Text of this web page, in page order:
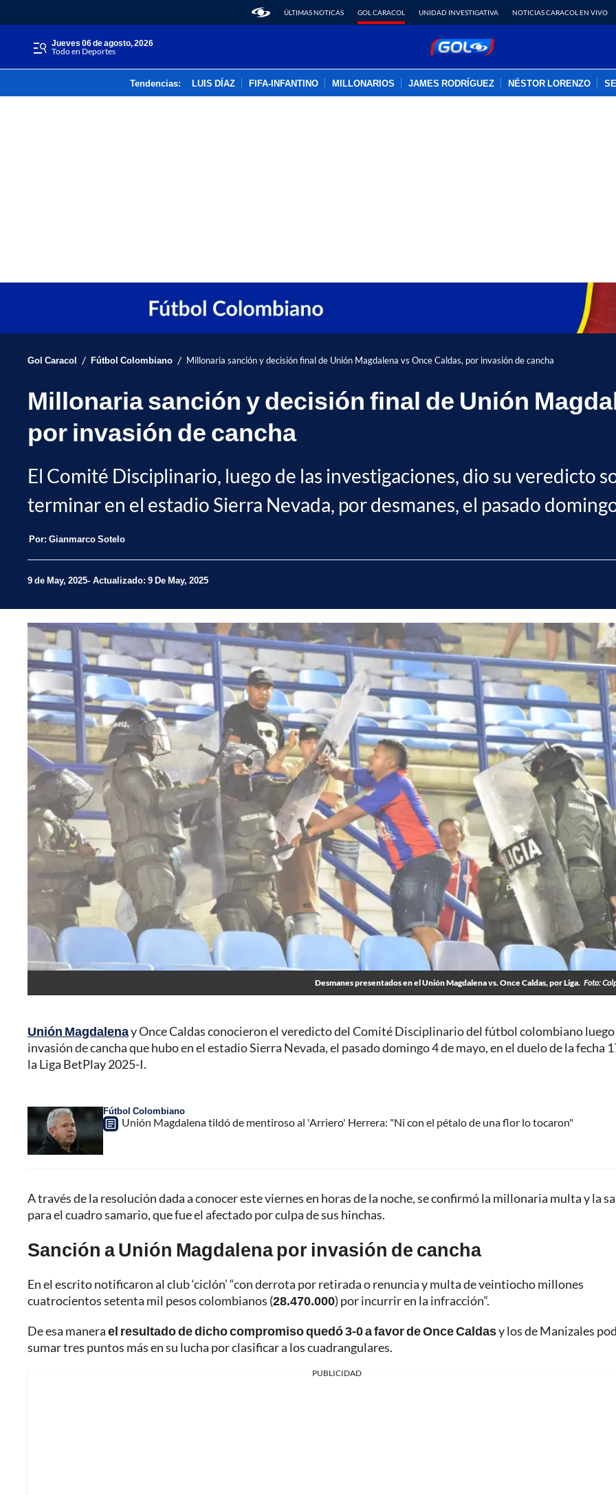
ÚLTIMAS NOTICAS GOL CARACOL UNIDAD INVESTIGATIVA NOTICIAS CARACOL EN VIVO
jueves 06 de agosto, 2026
Todo en Deportes
Tendencias: LUIS DÍAZ FIFA-INFANTINO MILLONARIOS JAMES RODRÍGUEZ NÉSTOR LORENZO
Gol Caracol / Fútbol Colombiano / Millonaria sanción y decisión final de Unión Magdalena vs Once Caldas, por invasión de cancha
Millonaria sanción y decisión final de Unión
por invasión de cancha
El Comité Disciplinario, luego de las investigaciones, dio su veredicto
terminar en el estadio Sierra Nevada, por desmanes, el pasado
Por: Gianmarco Sotelo
9 de May, 2025 Actualizado: 9 De May, 2025
Desmanes presentados en el Unión Magdalena vs. Once Caldas, por Liga. Foto:
Unión Magdalenay Once Caldas conocieron el veredicto del Comité Disciplinario del fútbol colombiano luego
invasión de cancha que hubo en el estadio Sierra Nevada, el pasado domingo 4 de mayo, en el duelo de la fecha
la Liga BetPlay 2025-I.
Fútbol Colombiano
Unión Magdalena tildó de mentiroso al 'Arriero' Herrera: "Ni con el pétalo de una flor lo tocaron"
A través de la resolución dada a conocer este viernes en horas de la noche, se confirmó la millonaria multa y la
para el cuadro samario, que fue el afectado por culpa de sus hinchas.
Sanción a Unión Magdalena por invasión de cancha
En el escrito notificaron al club ‘ciclón’ “con derrota por retirada o renuncia y multa de veintiocho millones
cuatrocientos setenta mil pesos colombianos (28.470.000) por incurrir en la infracción”.
De esa manerael resultado de dicho compromiso quedó 3-0 a favor de Once Caldasy los de Manizales
sumar tres puntos más en su lucha por clasificar a los cuadrangulares.
PUBLICIDAD